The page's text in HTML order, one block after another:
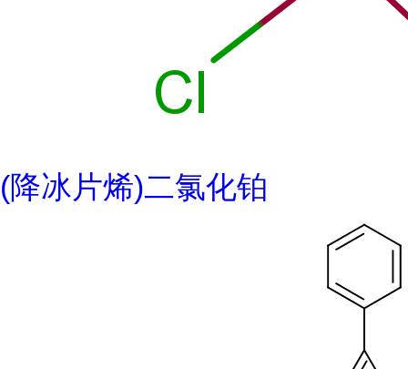
(降冰片烯)二氯化铂